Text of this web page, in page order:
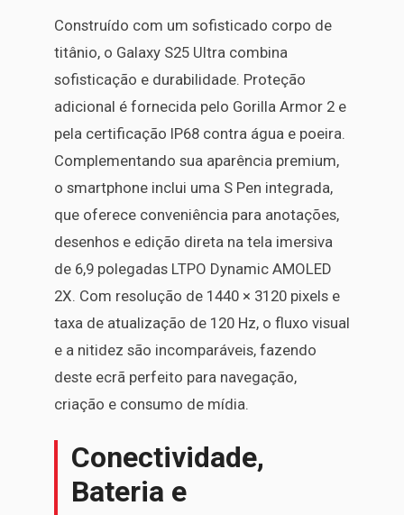
Construído com um sofisticado corpo de
titânio, o Galaxy S25 Ultra combina
sofisticação e durabilidade. Proteção
adicional é fornecida pelo Gorilla Armor 2 e
pela certificação IP68 contra água e poeira.
Complementando sua aparência premium,
o smartphone inclui uma S Pen integrada,
que oferece conveniência para anotações,
desenhos e edição direta na tela imersiva
de 6,9 polegadas LTPO Dynamic AMOLED
2X. Com resolução de 1440 × 3120 pixels e
taxa de atualização de 120 Hz, o fluxo visual
e a nitidez são incomparáveis, fazendo
deste ecrã perfeito para navegação,
criação e consumo de mídia.
Conectividade,
Bateria e